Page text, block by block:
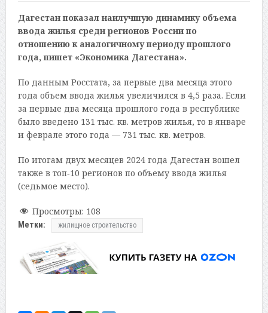
Дагестан показал наилучшую динамику объема
ввода жилья среди регионов России по
отношению к аналогичному периоду прошлого
года, пишет «Экономика Дагестана».
По данным Росстата, за первые два месяца этого
года объем ввода жилья увеличился в 4,5 раза. Если
за первые два месяца прошлого года в республике
было введено 131 тыс. кв. метров жилья, то в январе
и феврале этого года — 731 тыс. кв. метров.
По итогам двух месяцев 2024 года Дагестан вошел
также в топ‑10 регионов по объему ввода жилья
(седьмое место).
Просмотры: 108
Метки: жилищное строительство